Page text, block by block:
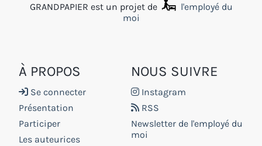
GRANDPAPIER est un projet de
l'employé du
moi
À PROPOS
Se connecter
Présentation
Participer
Les auteurices
NOUS SUIVRE
Instagram
RSS
Newsletter de l'employé du
moi